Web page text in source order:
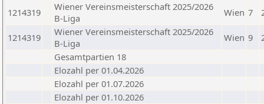
1214319
Wiener Vereinsmeisterschaft 2025/2026
B-Liga
Wien 7
1214319
Wiener Vereinsmeisterschaft 2025/2026
B-Liga
Wien 9
Gesamtpartien 18
Elozahl per 01.04.2026
Elozahl per 01.07.2026
Elozahl per 01.10.2026